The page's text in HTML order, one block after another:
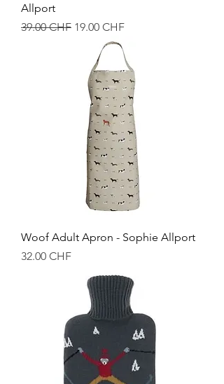
Allport
Prix original
39.00 CHF Prix promotionnel
19.00 CHF
Woof Adult Apron - Sophie Allport
Prix
32.00 CHF